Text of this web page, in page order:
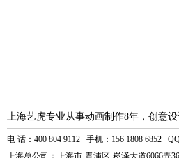
上海艺虎专业从事动画制作8年，创意
电 话：400 804 9112 手机：156 1808 6852
上海总公司：上海市-青浦区-崧泽大道6066弄